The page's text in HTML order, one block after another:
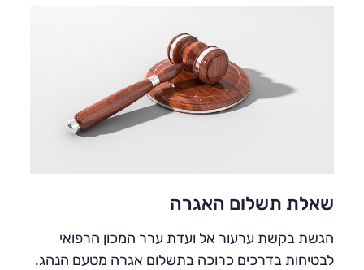
שאלת תשלום האגרה
הגשת בקשת ערעור אל ועדת ערר המכון הרפואי
לבטיחות בדרכים כרוכה בתשלום אגרה מטעם הנהג.